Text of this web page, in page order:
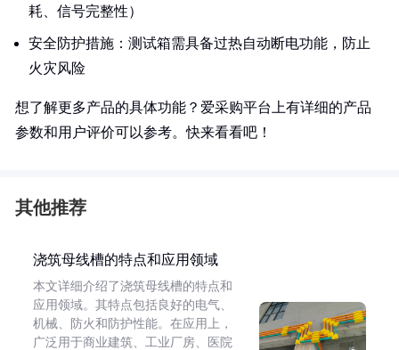
耗、信号完整性）
安全防护措施：测试箱需具备过热自动断电功能，防止
火灾风险
想了解更多产品的具体功能？爱采购平台上有详细的产品
参数和用户评价可以参考。快来看看吧！
其他推荐
浇筑母线槽的特点和应用领域
本文详细介绍了浇筑母线槽的特点和
应用领域。其特点包括良好的电气、
机械、防火和防护性能。在应用上，
广泛用于商业建筑、工业厂房、医院